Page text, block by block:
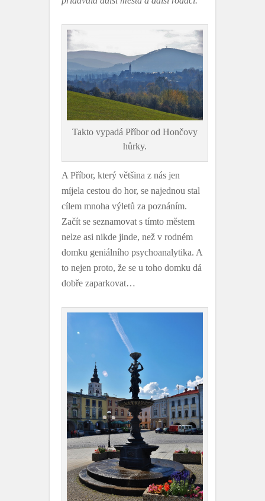
Takto vypadá Příbor od Hončovy
hůrky.
A Příbor, který většina z nás jen
míjela cestou do hor, se najednou stal
cílem mnoha výletů za poznáním.
Začít se seznamovat s tímto městem
nelze asi nikde jinde, než v rodném
domku geniálního psychoanalytika. A
to nejen proto, že se u toho domku dá
dobře zaparkovat…